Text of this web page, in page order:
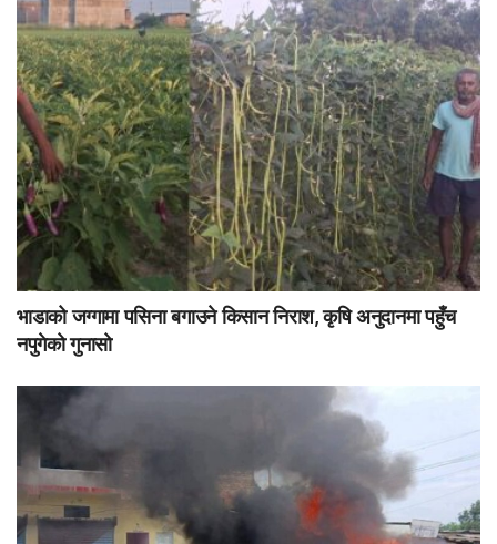
भाडाको जग्गामा पसिना बगाउने किसान निराश, कृषि अनुदानमा पहुँच
नपुगेको गुनासो